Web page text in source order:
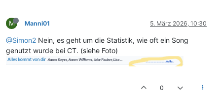
M Manni01 5. März 2026, 10:30
@Simon2 Nein, es geht um die Statistik, wie oft ein Song
genutzt wurde bei CT. (siehe Foto)
0